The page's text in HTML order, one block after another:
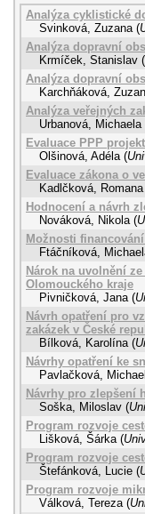
Analýza cyklistické
Svinková, Zuzana (
Analýza dopravní
Krmíček, Stanislav (
Analýza dopravní
Karchňáková,
Analýza veřejných
Urbanová, Michaela
Evaluace PPP
Olšinová, Adéla (
Evaluace zákona o
Kadlčková, Romana
Hodnocení a návrh
Nováková, Nikola (
Možnosti
Ftáčníková,
Nárok na uvolnění
Olomouckého kraje
Pivničková, Jana (
Návrh opatření pro
zakázek v České
Bílková, Karolína (
Návrhy opatření ke
Pavlačková,
Návrhy pro zlepšení
Soška, Miloslav (
Program rozvoje
Lišková, Šárka (
Program rozvoje
Štefánková, Lucie (
Program rozvoje
Válková, Tereza (